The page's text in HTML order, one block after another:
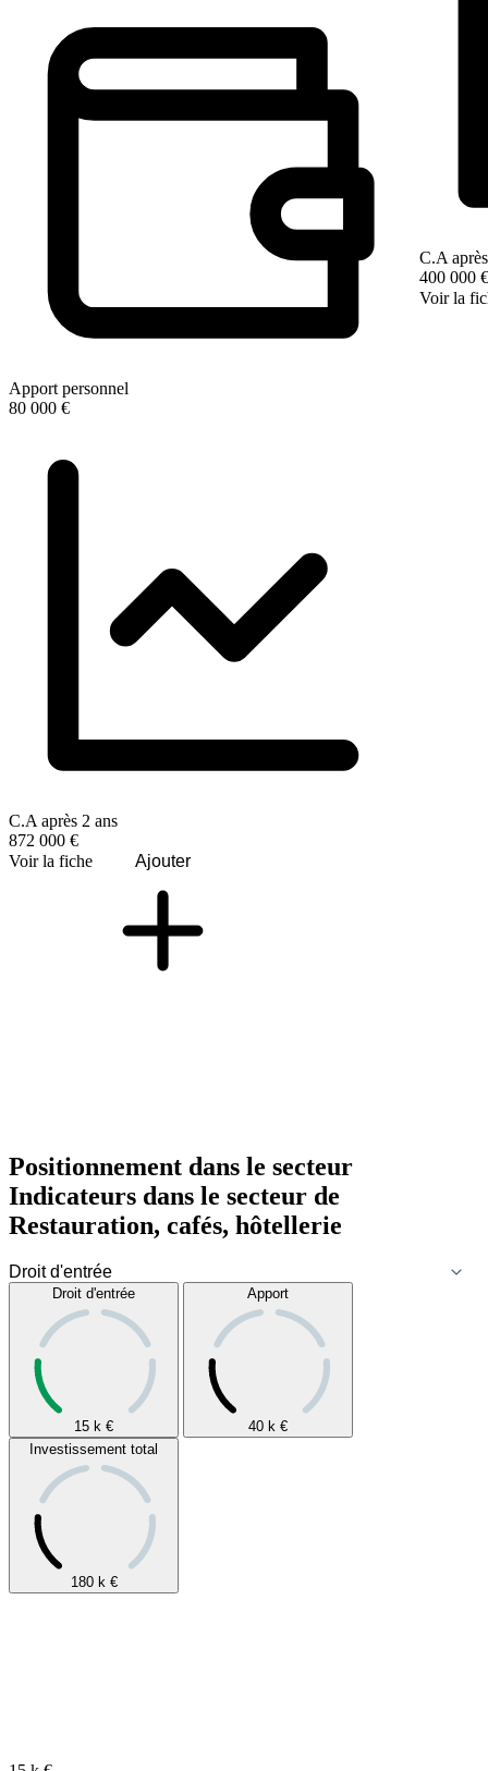
Apport personnel
80 000 €
C.A après 2 ans
872 000 €
Voir la fiche
Ajouter
C.A
400 000 €
Voir la
Positionnement dans le secteur
Indicateurs dans le secteur de
Restauration, cafés, hôtellerie
Droit d'entrée
15 k €
Apport
40 k €
Investissement total
180 k €